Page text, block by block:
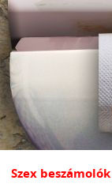
Szex beszámolók